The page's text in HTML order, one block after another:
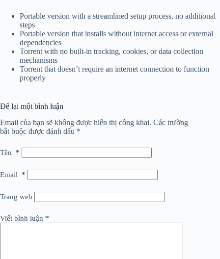
Portable version with a streamlined setup process, no additional
steps
Portable version that installs without internet access or external
dependencies
Torrent with no built-in tracking, cookies, or data collection
mechanisms
Torrent that doesn’t require an internet connection to function
properly
Để lại một bình luận
Email của bạn sẽ không được hiển thị công khai. Các trường
bắt buộc được đánh dấu *
Tên *
Email *
Trang web
Viết bình luận *